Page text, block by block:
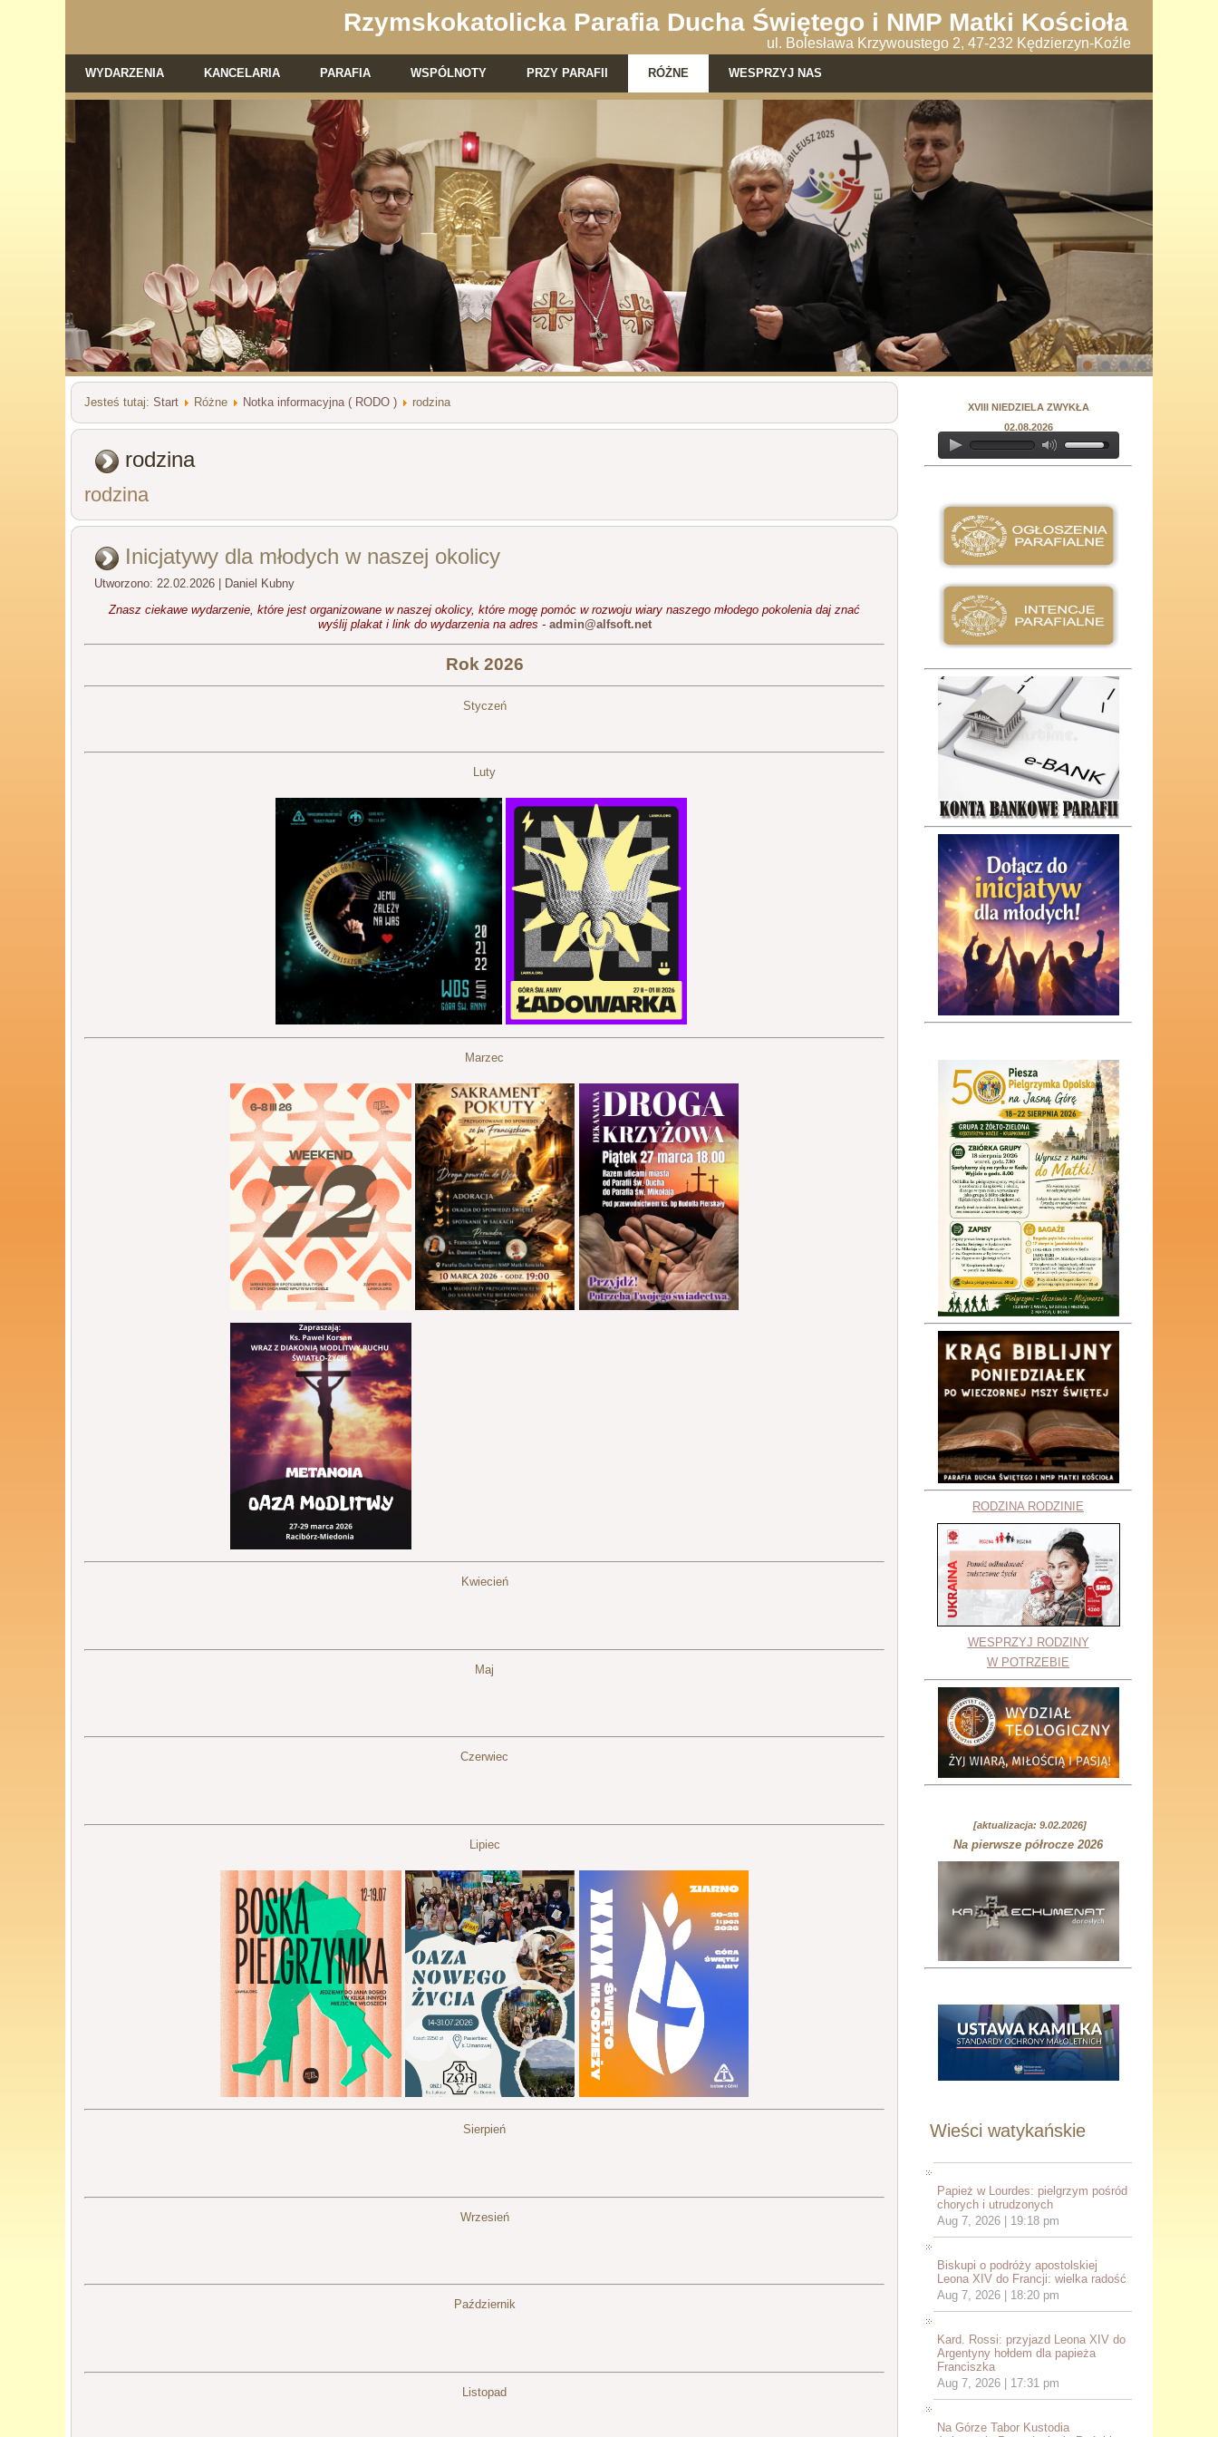
Rzymskokatolicka Parafia Ducha Świętego i NMP Matki Kościoła
ul. Bolesława Krzywoustego 2, 47-232 Kędzierzyn-Koźle
WYDARZENIA KANCELARIA PARAFIA WSPÓLNOTY PRZY PARAFII RÓŻNE WESPRZYJ NAS
Jesteś tutaj: Start Różne Notka informacyjna ( RODO ) rodzina
rodzina
rodzina
Inicjatywy dla młodych w naszej okolicy
Utworzono: 22.02.2026
Daniel Kubny
Znasz ciekawe wydarzenie, które jest organizowane w naszej okolicy, które mogę pomóc w rozwoju wiary naszego młodego pokolenia daj znać
wyślij plakat i link do wydarzenia na adres - admin@alfsoft.net
Rok 2026
Styczeń
Luty
Marzec
Kwiecień
Maj
Czerwiec
Lipiec
Sierpień
Wrzesień
Październik
Listopad
XVIII NIEDZIELA ZWYKŁA
02.08.2026
RODZINA RODZINIE
WESPRZYJ RODZINY
W POTRZEBIE
[aktualizacja: 9.02.2026]
Na pierwsze półrocze 2026
Wieści watykańskie
Papież w Lourdes: pielgrzym pośród
chorych i utrudzonych
Aug 7, 2026 | 19:18 pm
Biskupi o podróży apostolskiej
Leona XIV do Francji: wielka radość
Aug 7, 2026 | 18:20 pm
Kard. Rossi: przyjazd Leona XIV do
Argentyny hołdem dla papieża
Franciszka
Aug 7, 2026 | 17:31 pm
Na Górze Tabor Kustodia